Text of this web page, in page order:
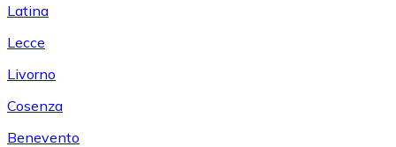
Latina
Lecce
Livorno
Cosenza
Benevento